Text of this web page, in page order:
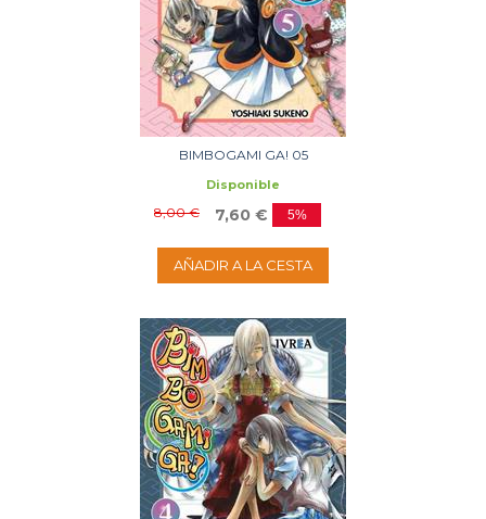
BIMBOGAMI GA! 05
Disponible
8,00 € 7,60 € 5%
AÑADIR A LA CESTA